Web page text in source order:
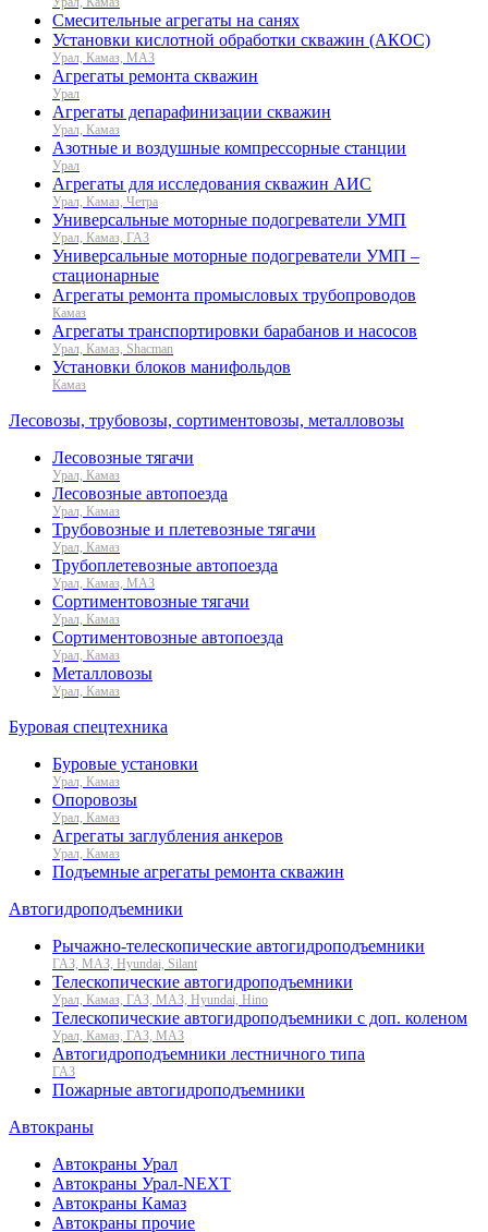
Смесительные агрегаты на санях
Установки кислотной обработки скважин (АКОС)
Урал, Камаз, МАЗ
Агрегаты ремонта скважин
Урал
Агрегаты депарафинизации скважин
Урал, Камаз
Азотные и воздушные компрессорные станции
Урал
Агрегаты для исследования скважин АИС
Урал, Камаз, Четра
Универсальные моторные подогреватели УМП
Урал, Камаз, ГАЗ
Универсальные моторные подогреватели УМП –
стационарные
Агрегаты ремонта промысловых трубопроводов
Камаз
Агрегаты транспортировки барабанов и насосов
Урал, Камаз, Shacman
Установки блоков манифольдов
Камаз
Лесовозы, трубовозы, сортиментовозы, металловозы
Лесовозные тягачи
Урал, Камаз
Лесовозные автопоезда
Урал, Камаз
Трубовозные и плетевозные тягачи
Урал, Камаз
Трубоплетевозные автопоезда
Урал, Камаз, МАЗ
Сортиментовозные тягачи
Урал, Камаз
Сортиментовозные автопоезда
Урал, Камаз
Металловозы
Урал, Камаз
Буровая спецтехника
Буровые установки
Урал, Камаз
Опоровозы
Урал, Камаз
Агрегаты заглубления анкеров
Урал, Камаз
Подъемные агрегаты ремонта скважин
Автогидроподъемники
Рычажно-телескопические автогидроподъемники
ГАЗ, МАЗ, Hyundai, Silant
Телескопические автогидроподъемники
Урал, Камаз, ГАЗ, МАЗ, Hyundai, Hino
Телескопические автогидроподъемники с доп. коленом
Урал, Камаз, ГАЗ, МАЗ
Автогидроподъемники лестничного типа
ГАЗ
Пожарные автогидроподъемники
Автокраны
Автокраны Урал
Автокраны Урал-NEXT
Автокраны Камаз
Автокраны прочие